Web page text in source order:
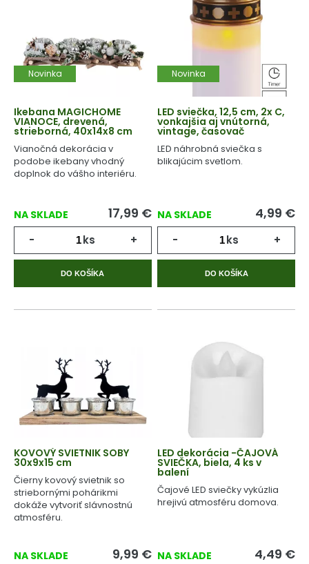
Novinka
Ikebana MAGICHOME
VIANOCE, drevená,
strieborná, 40x14x8 cm
Vianočná dekorácia v
podobe ikebany vhodný
doplnok do vášho interiéru.
NA SKLADE 17,99 €
- ks +
DO KOŠÍKA
Novinka
LED sviečka, 12,5 cm, 2x C,
vonkajšia aj vnútorná,
vintage, časovač
LED náhrobná sviečka s
blikajúcim svetlom.
NA SKLADE 4,99 €
- ks +
DO KOŠÍKA
KOVOVÝ SVIETNIK SOBY
30x9x15 cm
Čierny kovový svietnik so
striebornými pohárikmi
dokáže vytvoriť slávnostnú
atmosféru.
NA SKLADE 9,99 €
LED dekorácia -ČAJOVÁ
SVIEČKA, biela, 4 ks v
balení
Čajové LED sviečky vykúzlia
hrejivú atmosféru domova.
NA SKLADE 4,49 €